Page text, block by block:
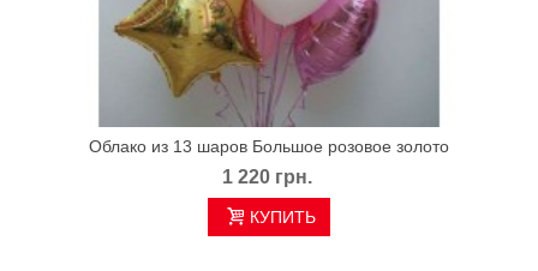
Облако из 13 шаров Большое розовое золото
1 220 грн.
КУПИТЬ